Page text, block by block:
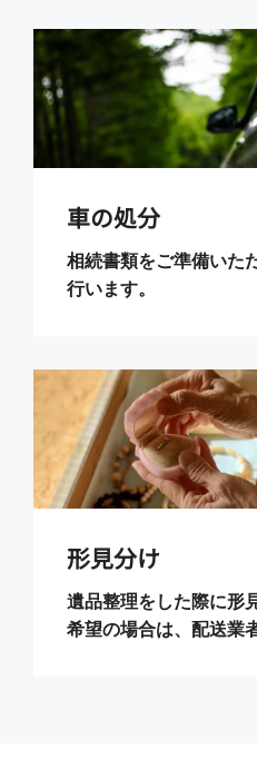
車の処分
相続書類をご準備いた
行います。
形見分け
遺品整理をした際に形
希望の場合は、配送業